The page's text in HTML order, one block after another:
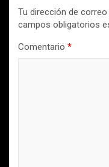
Tu dirección de
campos obligatorios
Comentario *